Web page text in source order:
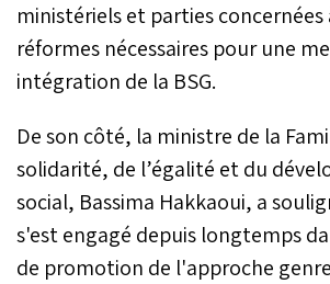
ministériels et parties
réformes nécessaires pour une
intégration de la BSG.
De son côté, la ministre de la
solidarité, de l’égalité et du
social, Bassima Hakkaoui, a
s'est engagé depuis longtemps
de promotion de l'approche